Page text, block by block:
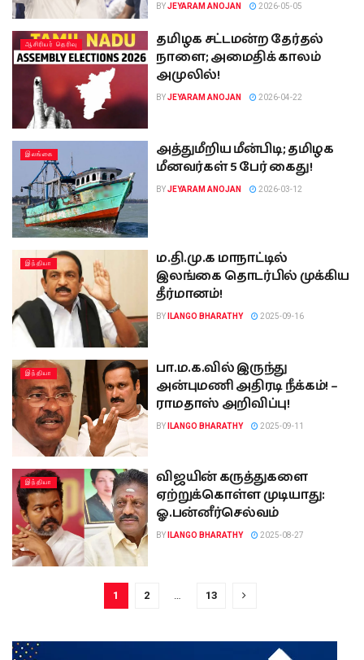
BYJEYARAM ANOJAN 2026-05-05
ஆசிரியர் தெரிவு
தமிழக சட்டமன்ற தேர்தல்
நாளை; அமைதிக் காலம்
அமுலில்!
BYJEYARAM ANOJAN 2026-04-22
இலங்கை
அத்துமீறிய மீன்பிடி; தமிழக
மீனவர்கள் 5 பேர் கைது!
BYJEYARAM ANOJAN 2026-03-12
இந்தியா
ம.தி.மு.க மாநாட்டில்
இலங்கை தொடர்பில் முக்கிய
தீர்மானம்!
BY ILANGO BHARATHY 2025-09-16
இந்தியா
பா.ம.க.வில் இருந்து
அன்புமணி அதிரடி நீக்கம்! –
ராமதாஸ் அறிவிப்பு!
BY ILANGO BHARATHY 2025-09-11
இந்தியா
விஜயின் கருத்துகளை
ஏற்றுக்கொள்ள முடியாது:
ஓ.பன்னீர்செல்வம்
BY ILANGO BHARATHY 2025-08-27
1 2 13